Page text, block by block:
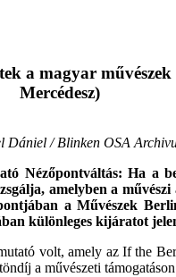
a magyar
Mercédesz)
Dániel / Blinken OSA
Nézőpontváltás: Ha a
amelyben a
a Művészek
különleges kijáratot
volt, amely az If the
a művészeti